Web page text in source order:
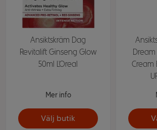
Ansiktskräm Dag
Revitalift Ginseng Glow
50ml L'Oreal
Mer info
Välj butik
Cream